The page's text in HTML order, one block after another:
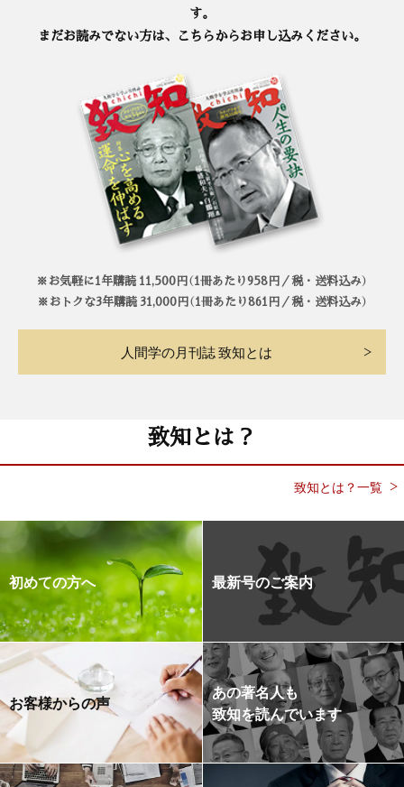
す。
まだお読みでない方は、こちらからお申し込みください。
※お気軽に1年購読 11,500円（1冊あたり958円／税・送料込み）
※おトクな3年購読 31,000円（1冊あたり861円／税・送料込み）
人間学の月刊誌 致知とは
致知とは？
致知とは？一覧
初めての方へ 最新号のご案内
お客様からの声
あの著名人も
致知を読んでいます